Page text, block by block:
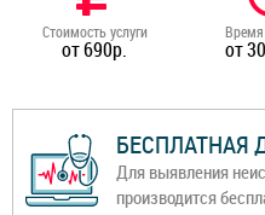
Стоимость услуги
от 690р. от
БЕСПЛАТНАЯ
Для выявления
производится